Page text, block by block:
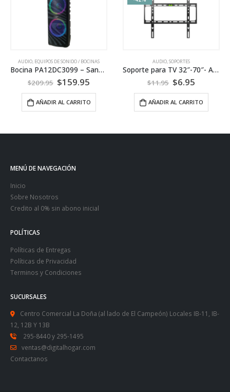
AUDIO, EQUIPOS DE SONIDO / BOCINAS
Bocina PA12DC3099 – Sankey
$209.95 $159.95
AÑADIR AL CARRITO
AUDIO,SOPORTES
Soporte para TV 32″-70″- AIWA
$11.95 $6.95
AÑADIR AL CARRITO
MENÚ DE NAVEGACIÓN
Inicio
Sobre Nosotros
Credito al 0% sin abono inicial
POLÍTICAS
Políticas de Entregas
Políticas de Privacidad
Terminos y Condiciones
SUCURSALES
Centro Comercial La Doña (al lado de El Campeón) Locales IB-11, IB-
12, 12B Y 13B
295-8440y 295-1495
ventas@digitalhogar.com
Contactanos